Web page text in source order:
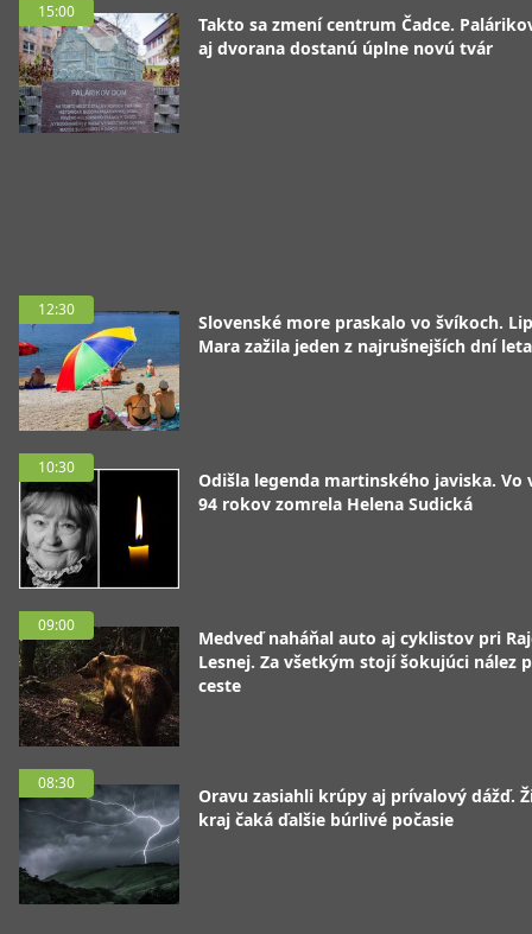
15:00
Takto sa zmení centrum Čadce.
aj dvorana dostanú úplne novú tvár
12:30
Slovenské more praskalo vo švíkoch.
Mara zažila jeden z najrušnejších dní leta
10:30
Odišla legenda martinského javiska. Vo
94 rokov zomrela Helena Sudická
09:00
Medveď naháňal auto aj cyklistov pri
Lesnej. Za všetkým stojí šokujúci nález
ceste
08:30
Oravu zasiahli krúpy aj prívalový dážď.
kraj čaká ďalšie búrlivé počasie